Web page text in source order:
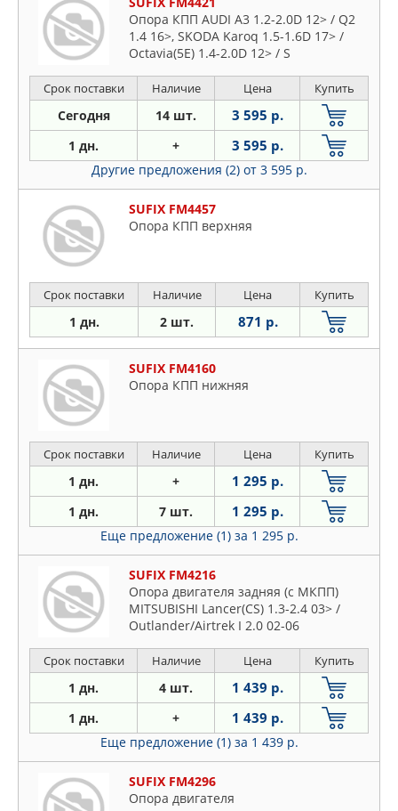
Опора КПП AUDI A3 1.2-2.0D 12> / Q2
1.4 16>, SKODA Karoq 1.5-1.6D 17> /
Octavia(5E) 1.4-2.0D 12> / S
Срок поставки Наличие Цена Купить
Сегодня 14 шт. 3 595 р.
1 дн. + 3 595 р.
Другие предложения (2) от 3 595 р.
SUFIX FM4457
Опора КПП верхняя
Срок поставки Наличие Цена Купить
1 дн. 2 шт. 871 р.
SUFIX FM4160
Опора КПП нижняя
Срок поставки Наличие Цена Купить
1 дн. + 1 295 р.
1 дн. 7 шт. 1 295 р.
Еще предложение (1) за 1 295 р.
SUFIX FM4216
Опора двигателя задняя (c МКПП)
MITSUBISHI Lancer(CS) 1.3-2.4 03> /
Outlander/Airtrek I 2.0 02-06
Срок поставки Наличие Цена Купить
1 дн. 4 шт. 1 439 р.
1 дн. + 1 439 р.
Еще предложение (1) за 1 439 р.
SUFIX FM4296
Опора двигателя